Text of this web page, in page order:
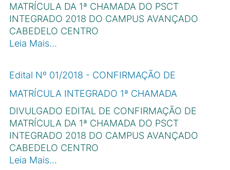
MATRÍCULA DA 1ª CHAMADA DO PSCT
INTEGRADO 2018 DO CAMPUS AVANÇADO
CABEDELO CENTRO
Leia Mais…
Edital Nº 01/2018 - CONFIRMAÇÃO DE
MATRÍCULA INTEGRADO 1ª CHAMADA
DIVULGADO EDITAL DE CONFIRMAÇÃO DE
MATRÍCULA DA 1ª CHAMADA DO PSCT
INTEGRADO 2018 DO CAMPUS AVANÇADO
CABEDELO CENTRO
Leia Mais…